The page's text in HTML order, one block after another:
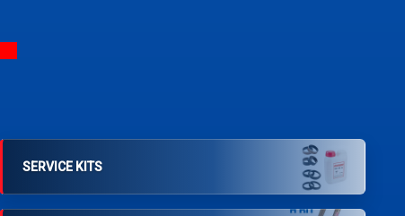
SERVICE KITS